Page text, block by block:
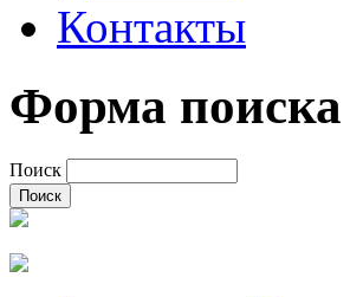
Контакты
Форма поиска
Поиск